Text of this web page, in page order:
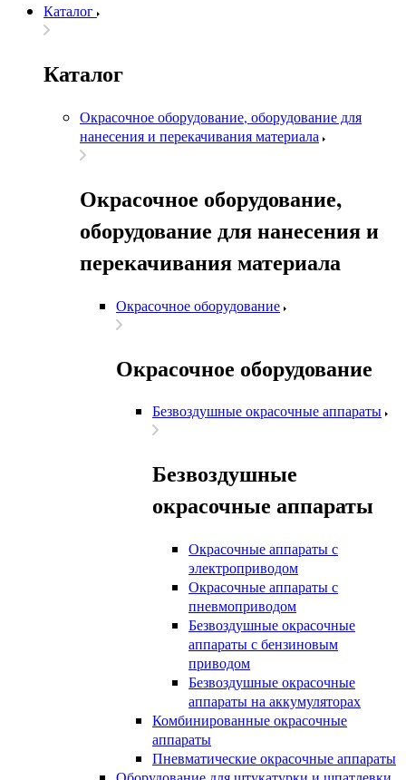
Каталог
Каталог
Окрасочное оборудование, оборудование для
нанесения и перекачивания материала
Окрасочное оборудование,
оборудование для нанесения и
перекачивания материала
Окрасочное оборудование
Окрасочное оборудование
Безвоздушные окрасочные аппараты
Безвоздушные
окрасочные аппараты
Окрасочные аппараты с
электроприводом
Окрасочные аппараты с
пневмоприводом
Безвоздушные окрасочные
аппараты с бензиновым
приводом
Безвоздушные окрасочные
аппараты на аккумуляторах
Комбинированные окрасочные
аппараты
Пневматические окрасочные аппараты